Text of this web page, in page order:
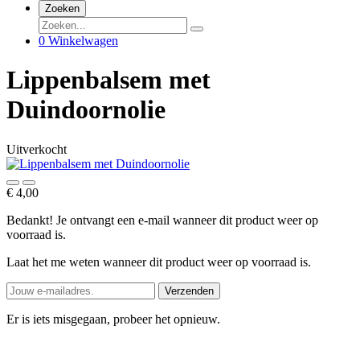
Zoeken
0 Winkelwagen
Lippenbalsem met
Duindoornolie
Uitverkocht
€ 4,00
Bedankt! Je ontvangt een e-mail wanneer dit product weer op
voorraad is.
Laat het me weten wanneer dit product weer op voorraad is.
Verzenden
Er is iets misgegaan, probeer het opnieuw.